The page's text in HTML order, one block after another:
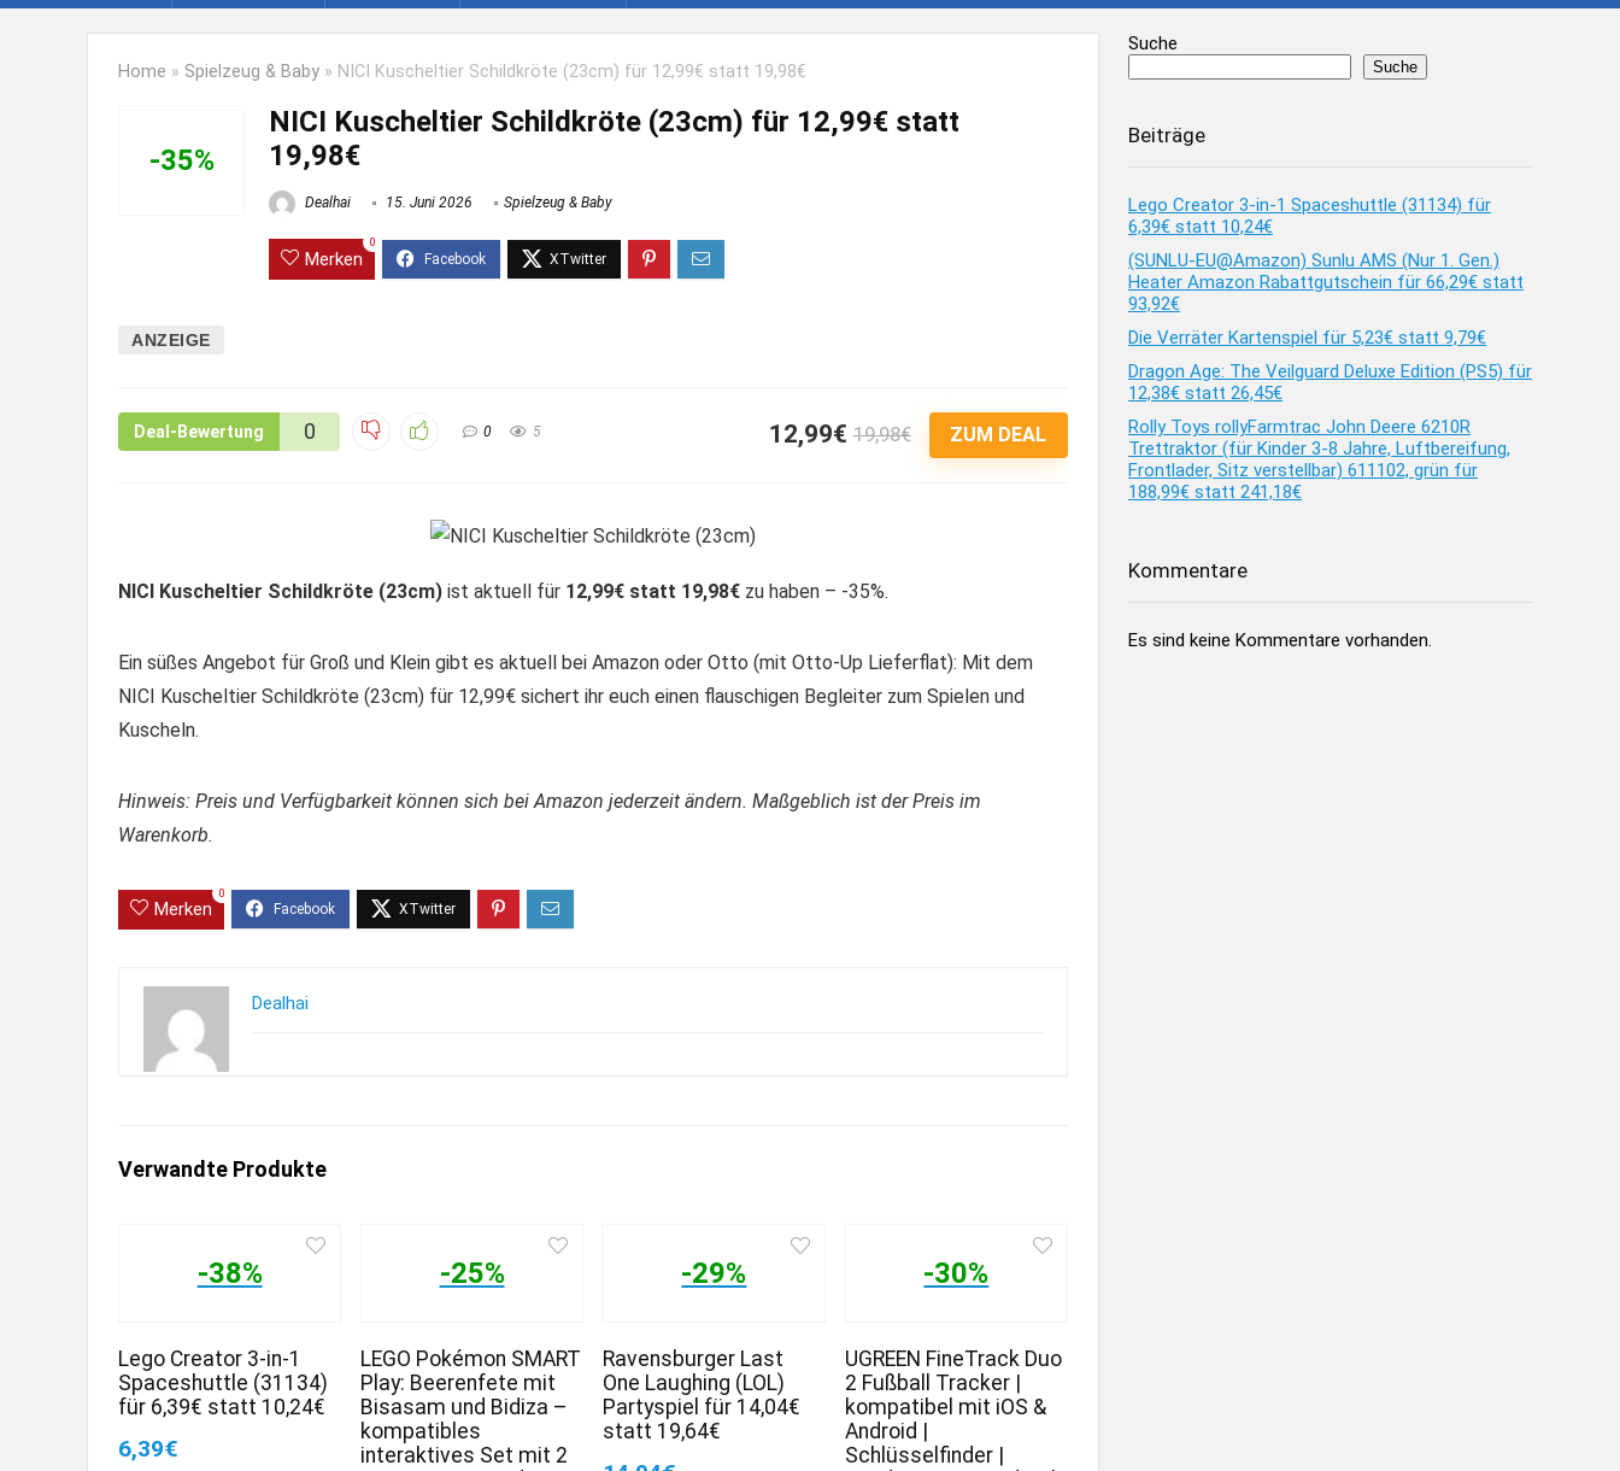
Home » Spielzeug & Baby » NICI Kuscheltier Schildkröte (23cm) für 12,99€ statt 19,98€
-35%
NICI Kuscheltier Schildkröte (23cm) für 12,99€ statt
19,98€
Dealhai 15. Juni 2026 Spielzeug & Baby
Merken
0
ANZEIGE
Deal-Bewertung 0 0 5 12,99€ 19,98€ ZUM DEAL
NICI Kuscheltier Schildkröte (23cm) ist aktuell für 12,99€ statt 19,98€ zu haben – -35%.
Ein süßes Angebot für Groß und Klein gibt es aktuell bei Amazon oder Otto (mit Otto-Up Lieferflat): Mit dem
NICI Kuscheltier Schildkröte (23cm) für 12,99€ sichert ihr euch einen flauschigen Begleiter zum Spielen und
Kuscheln.
Hinweis: Preis und Verfügbarkeit können sich bei Amazon jederzeit ändern. Maßgeblich ist der Preis im
Warenkorb.
Merken
0
Dealhai
Verwandte Produkte
-38%
Lego Creator 3-in-1
Spaceshuttle (31134)
für 6,39€ statt 10,24€
6,39€
-25%
LEGO Pokémon SMART
Play: Beerenfete mit
Bisasam und Bidiza –
kompatibles
interaktives Set mit 2
-29%
Ravensburger Last
One Laughing (LOL)
Partyspiel für 14,04€
statt 19,64€
-30%
UGREEN FineTrack Duo
2 Fußball Tracker |
kompatibel mit iOS &
Android |
Schlüsselfinder |
Suche
Suche
Beiträge
Lego Creator 3-in-1 Spaceshuttle (31134) für
6,39€ statt 10,24€
(SUNLU-EU@Amazon) Sunlu AMS (Nur 1. Gen.)
Heater Amazon Rabattgutschein für 66,29€ statt
93,92€
Die Verräter Kartenspiel für 5,23€ statt 9,79€
Dragon Age: The Veilguard Deluxe Edition (PS5) für
12,38€ statt 26,45€
Rolly Toys rollyFarmtrac John Deere 6210R
Trettraktor (für Kinder 3-8 Jahre, Luftbereifung,
Frontlader, Sitz verstellbar) 611102, grün für
188,99€ statt 241,18€
Kommentare
Es sind keine Kommentare vorhanden.